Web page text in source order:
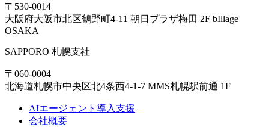
〒530-0014
大阪府大阪市北区鶴野町4-11 朝日プラザ梅田 2F bIllage
OSAKA
SAPPORO 札幌支社
〒060-0004
北海道札幌市中央区北4条西4-1-7 MMS札幌駅前通 1F
AIエージェント導入支援
会社概要